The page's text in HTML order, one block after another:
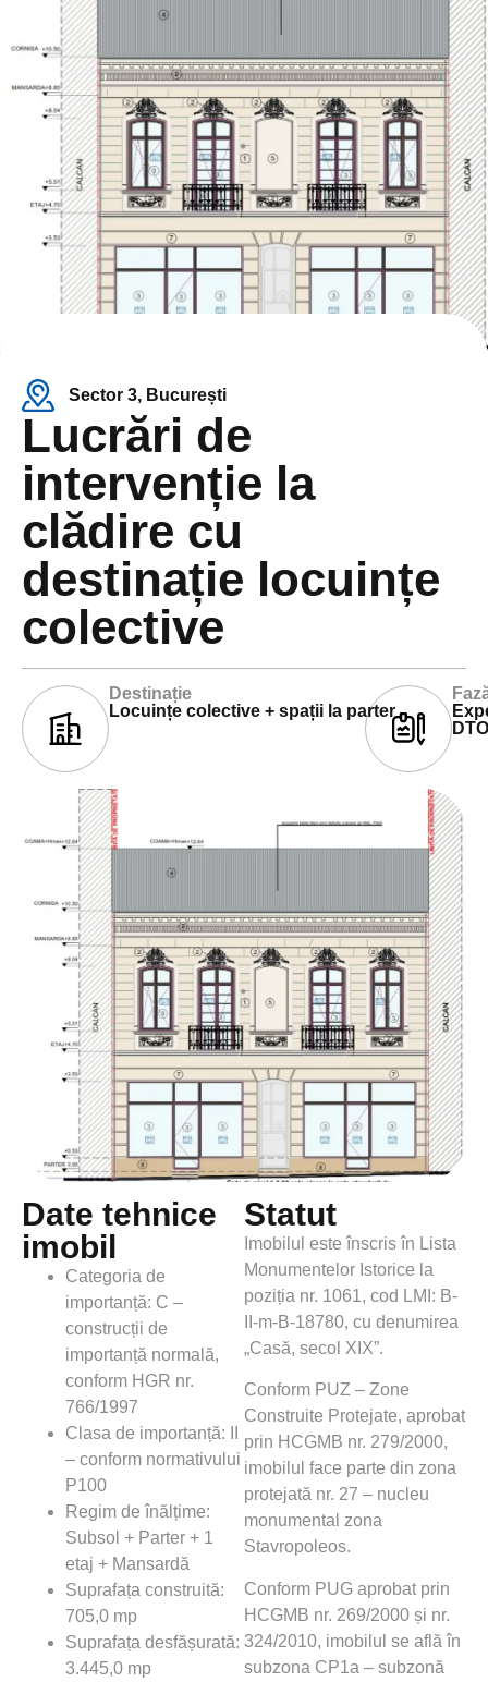
Sector 3, București
Lucrări de
intervenție la
clădire cu
destinație locuințe
colective
Destinație
Locuințe colective + spații la parter
Date tehnice
imobil
Categoria de
importanță: C –
construcții de
importanță normală,
conform HGR nr.
766/1997
Clasa de importanță: II
– conform normativului
P100
Regim de înălțime:
Subsol + Parter + 1
etaj + Mansardă
Suprafața construită:
705,0 mp
Suprafața desfășurată:
3.445,0 mp
Statut
Imobilul este înscris în Lista
Monumentelor Istorice la
poziția nr. 1061, cod LMI: B-
II-m-B-18780, cu denumirea
„Casă, secol XIX”.
Conform PUZ – Zone
Construite Protejate, aprobat
prin HCGMB nr. 279/2000,
imobilul face parte din zona
protejată nr. 27 – nucleu
monumental zona
Stavropoleos.
Conform PUG aprobat prin
HCGMB nr. 269/2000 și nr.
324/2010, imobilul se află în
subzona CP1a – subzonă